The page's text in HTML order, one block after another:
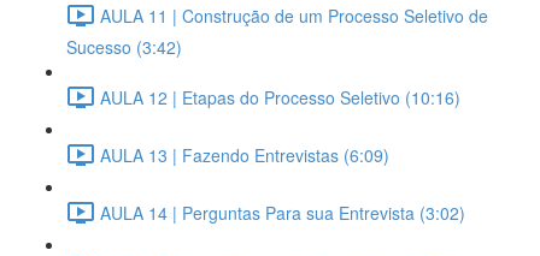
AULA 11 | Construção de um Processo Seletivo de
Sucesso (3:42)
AULA 12 | Etapas do Processo Seletivo (10:16)
AULA 13 | Fazendo Entrevistas (6:09)
AULA 14 | Perguntas Para sua Entrevista (3:02)